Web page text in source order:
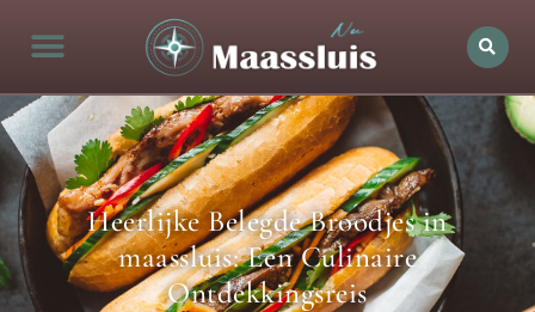
Heerlijke Belegde Broodjes in
maassluis: Een Culinaire
Ontdekkingsreis